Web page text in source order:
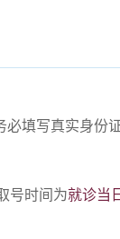
填写真实身份
号时间为就诊当